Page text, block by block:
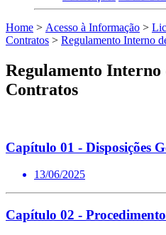
Home > Acesso à Informação >
Contratos > Regulamento Interno
Regulamento Interno
Contratos
Capítulo 01 - Disposições
13/06/2025
Capítulo 02 -